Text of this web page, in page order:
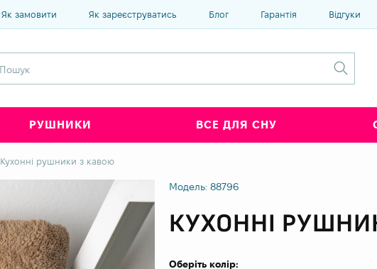
Як замовити Як зареєструватись Блог Гарантія Відгуки
РУШНИКИ ВСЕ ДЛЯ СНУ
Кухонні рушники з кавою
Модель: 88796
КУХОННІ
Оберіть колір: